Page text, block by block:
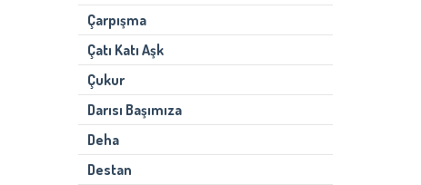
Çarpışma
Çatı Katı Aşk
Çukur
Darısı Başımıza
Deha
Destan